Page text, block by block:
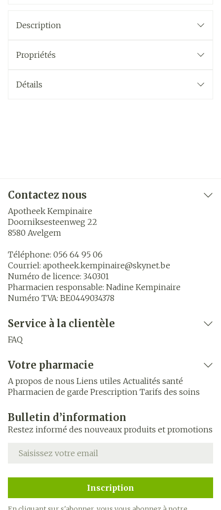
Description
Propriétés
Détails
Contactez nous
Apotheek Kempinaire
Doorniksesteenweg 22
8580 Avelgem
Téléphone: 056 64 95 06
Courriel: apotheek.kempinaire@skynet.be
Numéro de licence: 340301
Pharmacien responsable: Nadine Kempinaire
Numéro TVA: BE0449034378
Service à la clientèle
FAQ
Votre pharmacie
A propos de nous Liens utiles Actualités santé
Pharmacien de garde Prescription Tarifs des soins
Bulletin d’information
Restez informé des nouveaux produits et promotions
Adresse mail
Inscription